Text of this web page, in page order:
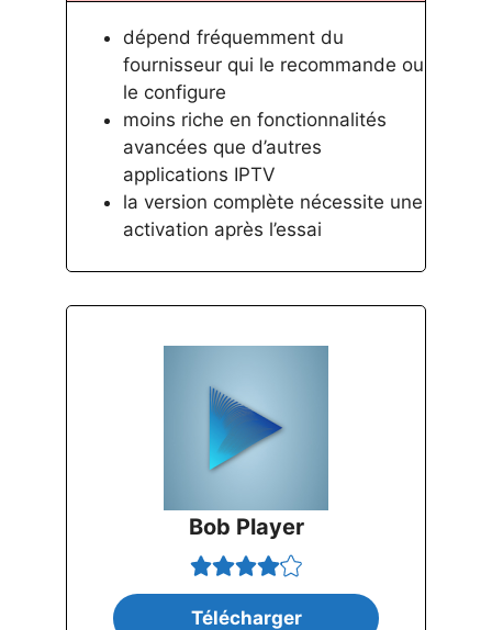
dépend fréquemment du
fournisseur qui le recommande ou
le configure
moins riche en fonctionnalités
avancées que d’autres
applications IPTV
la version complète nécessite une
activation après l’essai
Bob Player
Télécharger